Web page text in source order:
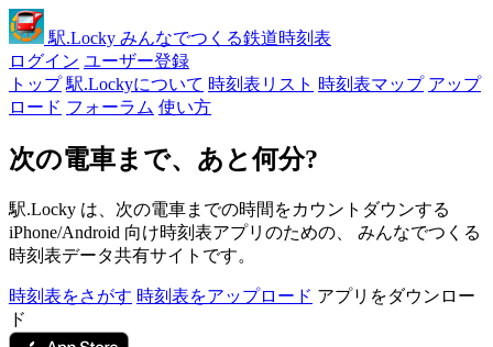
駅.Locky みんなでつくる鉄道時刻表
ログイン ユーザー登録
トップ 駅.Lockyについて 時刻表リスト 時刻表マップ アップ
ロード フォーラム 使い方
次の電車まで、あと何分?
駅.Locky は、次の電車までの時間をカウントダウンする
iPhone/Android 向け時刻表アプリのための、 みんなでつくる
時刻表データ共有サイトです。
時刻表をさがす 時刻表をアップロード アプリをダウンロー
ド